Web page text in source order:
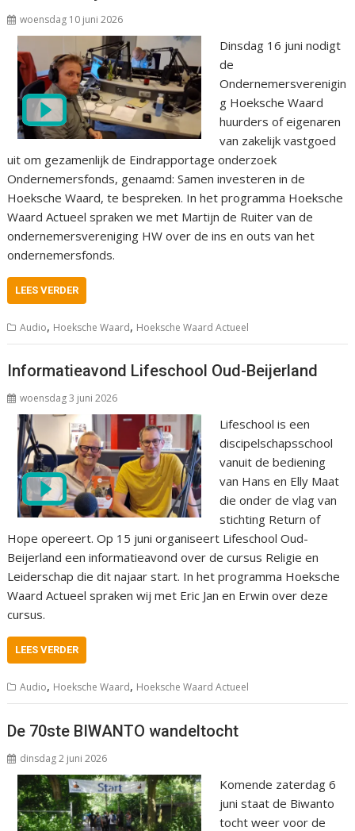
woensdag 10 juni 2026
Dinsdag 16 juni nodigt
de
Ondernemersverenigin
g Hoeksche Waard
huurders of eigenaren
van zakelijk vastgoed
uit om gezamenlijk de Eindrapportage onderzoek
Ondernemersfonds, genaamd: Samen investeren in de
Hoeksche Waard, te bespreken. In het programma Hoeksche
Waard Actueel spraken we met Martijn de Ruiter van de
ondernemersvereniging HW over de ins en outs van het
ondernemersfonds.
LEES VERDER
Audio, Hoeksche Waard, Hoeksche Waard Actueel
Informatieavond Lifeschool Oud-Beijerland
woensdag 3 juni 2026
Lifeschool is een
discipelschapsschool
vanuit de bediening
van Hans en Elly Maat
die onder de vlag van
stichting Return of
Hope opereert. Op 15 juni organiseert Lifeschool Oud-
Beijerland een informatieavond over de cursus Religie en
Leiderschap die dit najaar start. In het programma Hoeksche
Waard Actueel spraken wij met Eric Jan en Erwin over deze
cursus.
LEES VERDER
Audio, Hoeksche Waard, Hoeksche Waard Actueel
De 70ste BIWANTO wandeltocht
dinsdag 2 juni 2026
Komende zaterdag 6
juni staat de Biwanto
tocht weer voor de